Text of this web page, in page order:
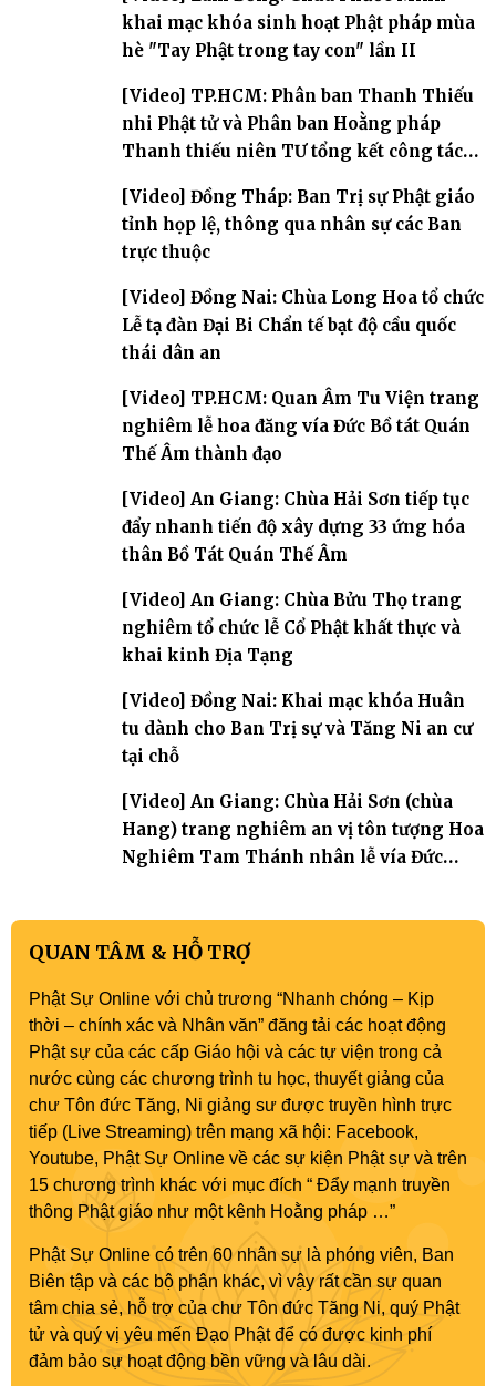
khai mạc khóa sinh hoạt Phật pháp mùa
hè "Tay Phật trong tay con" lần II
[Video] TP.HCM: Phân ban Thanh Thiếu
nhi Phật tử và Phân ban Hoằng pháp
Thanh thiếu niên TƯ tổng kết công tác
[Video] Đồng Tháp: Ban Trị sự Phật giáo
tỉnh họp lệ, thông qua nhân sự các Ban
trực thuộc
[Video] Đồng Nai: Chùa Long Hoa tổ chức
Lễ tạ đàn Đại Bi Chẩn tế bạt độ cầu quốc
thái dân an
[Video] TP.HCM: Quan Âm Tu Viện trang
nghiêm lễ hoa đăng vía Đức Bồ tát Quán
Thế Âm thành đạo
[Video] An Giang: Chùa Hải Sơn tiếp tục
đẩy nhanh tiến độ xây dựng 33 ứng hóa
thân Bồ Tát Quán Thế Âm
[Video] An Giang: Chùa Bửu Thọ trang
nghiêm tổ chức lễ Cổ Phật khất thực và
khai kinh Địa Tạng
[Video] Đồng Nai: Khai mạc khóa Huân
tu dành cho Ban Trị sự và Tăng Ni an cư
tại chỗ
[Video] An Giang: Chùa Hải Sơn (chùa
Hang) trang nghiêm an vị tôn tượng Hoa
Nghiêm Tam Thánh nhân lễ vía Đức
QUAN TÂM & HỖ TRỢ
Phật Sự Online với chủ trương “Nhanh chóng – Kịp
thời – chính xác và Nhân văn” đăng tải các hoạt động
Phật sự của các cấp Giáo hội và các tự viện trong cả
nước cùng các chương trình tu học, thuyết giảng của
chư Tôn đức Tăng, Ni giảng sư được truyền hình trực
tiếp (Live Streaming) trên mạng xã hội: Facebook,
Youtube, Phật Sự Online về các sự kiện Phật sự và trên
15 chương trình khác với mục đích “ Đẩy mạnh truyền
thông Phật giáo như một kênh Hoằng pháp …”
Phật Sự Online có trên 60 nhân sự là phóng viên, Ban
Biên tập và các bộ phận khác, vì vậy rất cần sự quan
tâm chia sẻ, hỗ trợ của chư Tôn đức Tăng Ni, quý Phật
tử và quý vị yêu mến Đạo Phật để có được kinh phí
đảm bảo sự hoạt động bền vững và lâu dài.